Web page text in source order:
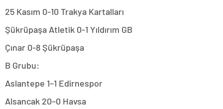
25 Kasım 0-10 Trakya Kartalları
Şükrüpaşa Atletik 0-1 Yıldırım GB
Çınar 0-8 Şükrüpaşa
B Grubu:
Aslantepe 1–1 Edirnespor
Alsancak 20–0 Havsa